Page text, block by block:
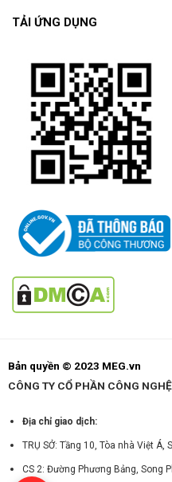
TẢI ỨNG DỤNG
Bản quyền © 2023 MEG.vn
CÔNG TY CỔ PHẦN CÔNG
Địa chỉ giao dịch:
TRỤ SỞ: Tầng 10, Tòa nhà Việt Á,
CS 2: Đường Phương Bảng, Song